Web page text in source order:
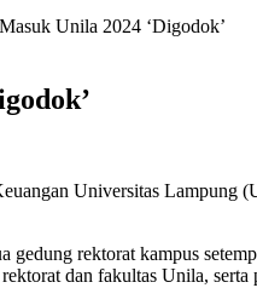
Unila 2024 ‘Digodok’
Universitas Lampung
gedung rektorat kampus
dan fakultas Unila,